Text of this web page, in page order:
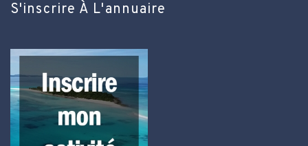
S'inscrire À L'annuaire